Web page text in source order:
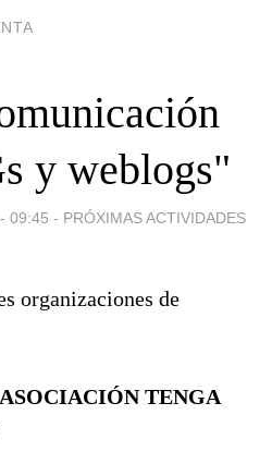
y weblogs"
09:45 - PRÓXIMAS ACTIVIDADES
organizaciones de
TENGA